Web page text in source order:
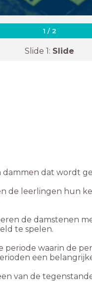
1 /2
Slide 1: Slide
dammen dat wordt
de leerlingen hun
de damstenen
te spelen.
periode waarin de
een
van de